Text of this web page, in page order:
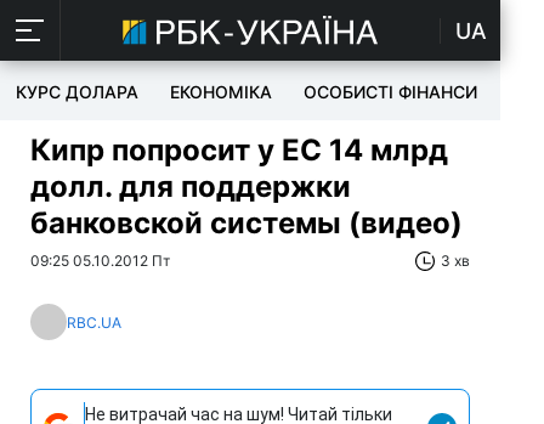
UA
КУРС ДОЛАРА ЕКОНОМІКА ОСОБИСТІ ФІНАНСИ
Кипр попросит у ЕС 14 млрд
долл. для поддержки
банковской системы (видео)
09:25 05.10.2012 Пт 3 хв
RBC.UA
Не витрачай час на шум! Читай тільки